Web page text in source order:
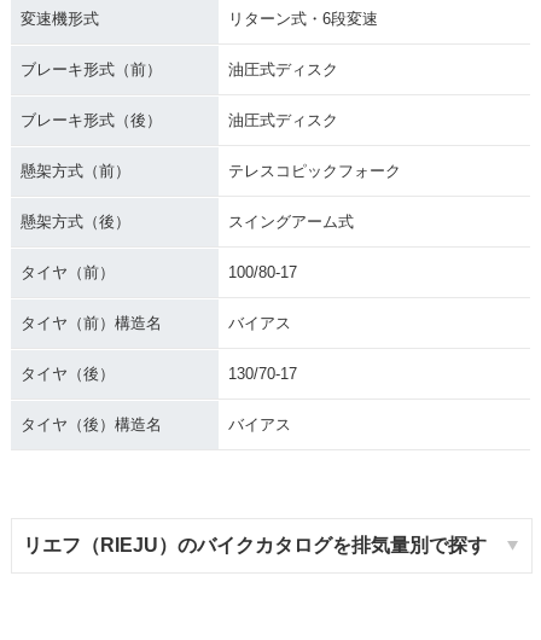
変速機形式 リターン式・6段変速
ブレーキ形式（前） 油圧式ディスク
ブレーキ形式（後） 油圧式ディスク
懸架方式（前） テレスコピックフォーク
懸架方式（後） スイングアーム式
タイヤ（前） 100/80-17
タイヤ（前）構造名 バイアス
タイヤ（後） 130/70-17
タイヤ（後）構造名 バイアス
リエフ（RIEJU）のバイクカタログを排気量別で探す